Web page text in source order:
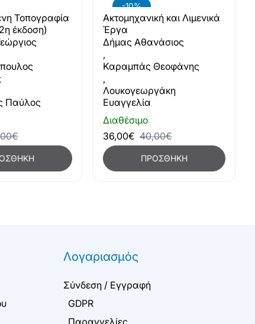
Τοπογραφία
έκδοση)
Παύλος
-10%
Διαθέσιμο
Ακτομηχανική και Λιμενικά
Έργα
Δήμας Αθανάσιος
,
Καραμπάς Θεοφάνης
,
Λουκογεωργάκη
Ευαγγελία
36,00€ 40,00€
ΠΡΟΣΘΉΚΗ
Λογαριασμός
Σύνδεση / Εγγραφή
GDPR